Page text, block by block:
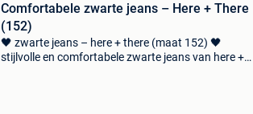
Comfortabele zwarte jeans – Here + There
(152)
🖤 zwarte jeans – here + there (maat 152) 🖤
stijlvolle en comfortabele zwarte jeans van here +